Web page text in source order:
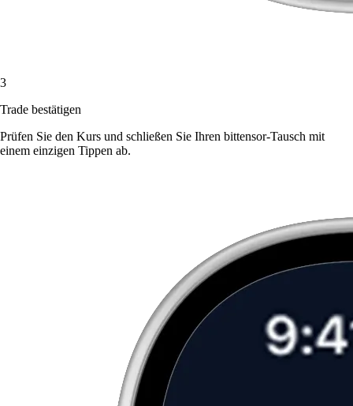
3
Trade bestätigen
Prüfen Sie den Kurs und schließen Sie Ihren bittensor-Tausch mit
einem einzigen Tippen ab.